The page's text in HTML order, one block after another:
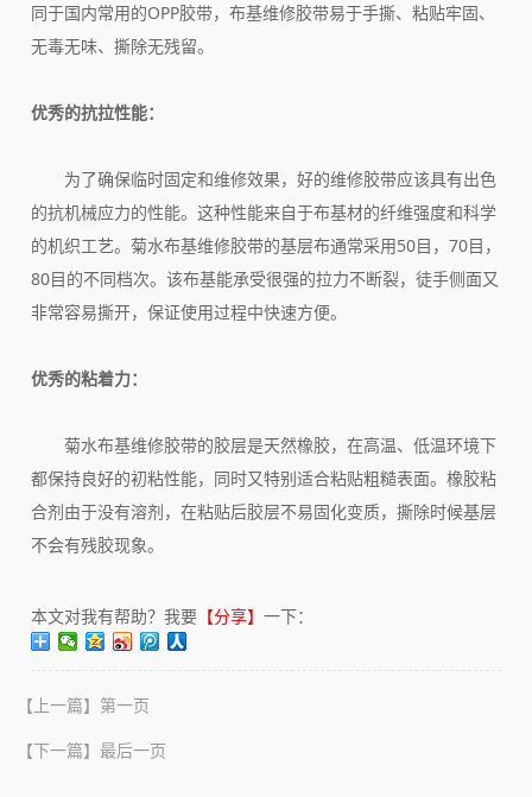
同于国内常用的OPP胶带，布基维修胶带易于手撕、粘贴牢固、
无毒无味、撕除无残留。
优秀的抗拉性能：
为了确保临时固定和维修效果，好的维修胶带应该具有出色
的抗机械应力的性能。这种性能来自于布基材的纤维强度和科学
的机织工艺。菊水布基维修胶带的基层布通常采用50目，70目，
80目的不同档次。该布基能承受很强的拉力不断裂，徒手侧面又
非常容易撕开，保证使用过程中快速方便。
优秀的粘着力：
菊水布基维修胶带的胶层是天然橡胶，在高温、低温环境下
都保持良好的初粘性能，同时又特别适合粘贴粗糙表面。橡胶粘
合剂由于没有溶剂，在粘贴后胶层不易固化变质，撕除时候基层
不会有残胶现象。
本文对我有帮助？我要 【分享】 一下：
【上一篇】 第一页
【下一篇】 最后一页